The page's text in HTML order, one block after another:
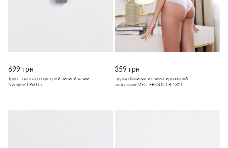
699 грн
Трусы «танга» со средней линией талии
Nymphe ТР6045
359 грн
Трусы «бикини» из лимитированной
коллекции MYSTERIOUS LB 1321